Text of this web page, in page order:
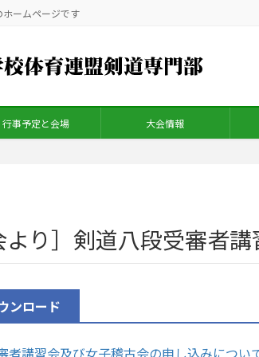
ームページです
行事予定と会場 大会情報
より］剣道八段受審者
ンロード
者講習会及び女子稽古会の申し込みについ